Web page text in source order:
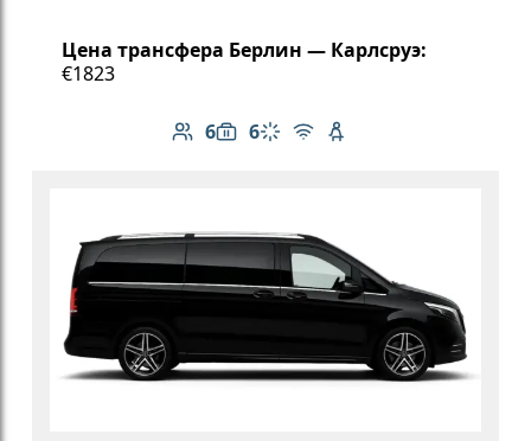
Цена трансфера Берлин — Карлсруэ:
€1823
6
Количество пассажиров: 6
6
Вместимость багажа: 6
Климат-контроль
Бесплатный Wi-Fi
Детское кресло